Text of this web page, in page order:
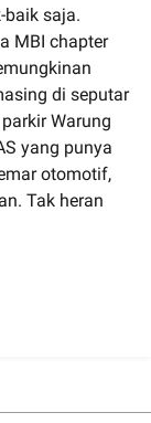
baik saja.
MBI chapter
di seputar
Warung
yang punya
otomotif,
Tak heran